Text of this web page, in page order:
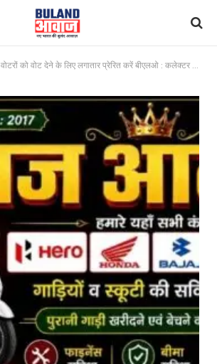
वोटरों को वोट देने के लिए लगातार प्रेरित करें बीएलओ : कलेक्टर श्री धर्मेश साहू